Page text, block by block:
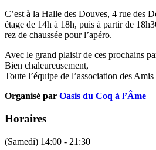
C’est à la Halle des Douves, 4 rue des
étage de 14h à 18h, puis à partir de
rez de chaussée pour l’apéro.
Avec le grand plaisir de ces prochains
Bien chaleureusement,
Toute l’équipe de l’association des
Organisé par Oasis du Coq à l’Âme
Horaires
(Samedi) 14:00 - 21:30